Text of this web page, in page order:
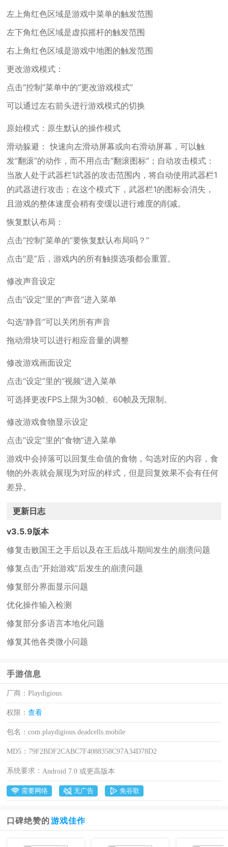
左上角红色区域是游戏中菜单的触发范围
左下角红色区域是虚拟摇杆的触发范围
右上角红色区域是游戏中地图的触发范围
更改游戏模式：
点击“控制”菜单中的“更改游戏模式”
可以通过左右箭头进行游戏模式的切换
原始模式：原生默认的操作模式
滑动躲避： 快速向左滑动屏幕或向右滑动屏幕，可以触
发“翻滚”的动作，而不用点击“翻滚图标”；自动攻击模式：
当敌人处于武器栏1武器的攻击范围内，将自动使用武器栏1
的武器进行攻击；在这个模式下，武器栏1的图标会消失，
且游戏的整体速度会稍有变缓以进行难度的削减。
恢复默认布局：
点击“控制”菜单的“要恢复默认布局吗？”
点击“是”后，游戏内的所有触摸选项都会重置。
修改声音设定
点击“设定”里的“声音”进入菜单
勾选“静音”可以关闭所有声音
拖动滑块可以进行相应音量的调整
修改游戏画面设定
点击“设定”里的“视频”进入菜单
可选择更改FPS上限为30帧、60帧及无限制。
修改游戏食物显示设定
点击“设定”里的“食物”进入菜单
游戏中会掉落可以回复生命值的食物，勾选对应的内容，食
物的外表就会展现为对应的样式，但是回复效果不会有任何
差异。
更新日志
v3.5.9版本
修复击败国王之手后以及在王后战斗期间发生的崩溃问题
修复点击“开始游戏”后发生的崩溃问题
修复部分界面显示问题
优化操作输入检测
修复部分多语言本地化问题
修复其他各类微小问题
手游信息
厂商：Playdigious
权限：查看
包名：com.playdigious.deadcells.mobile
MD5： 79F2BDF2CABC7F4088358C97A34D78D2
系统要求： Android 7.0 或更高版本
需要网络 无广告 免谷歌
口碑绝赞的 游戏佳作